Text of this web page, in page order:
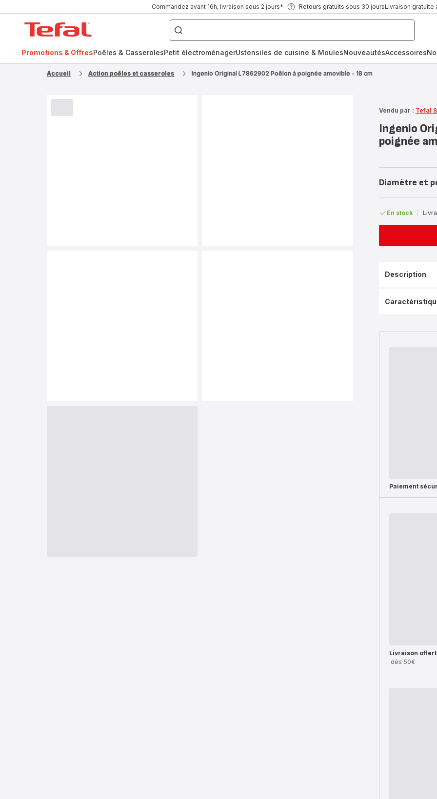
Commandez avant 16h, livraison sous 2 jours* Retours gratuits sous 30 joursLivraison gratuite
Que
recherchez-
vous
Promotions & OffresPoêles & CasserolesPetit électroménagerUstensiles de cuisine & MoulesNouveautésAccessoires
Accueil Action poêles et casseroles Ingenio Original L7862902 Poêlon à poignée amovible - 18 cm
Vendu par : Tefal
Ingenio
poignée
Diamètre et
En stock
Description
Paiement
Livraison
dès 50€